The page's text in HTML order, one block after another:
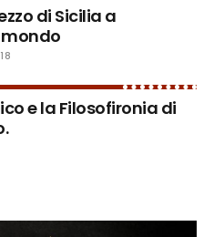
di Sicilia a
e la Filosofironia di